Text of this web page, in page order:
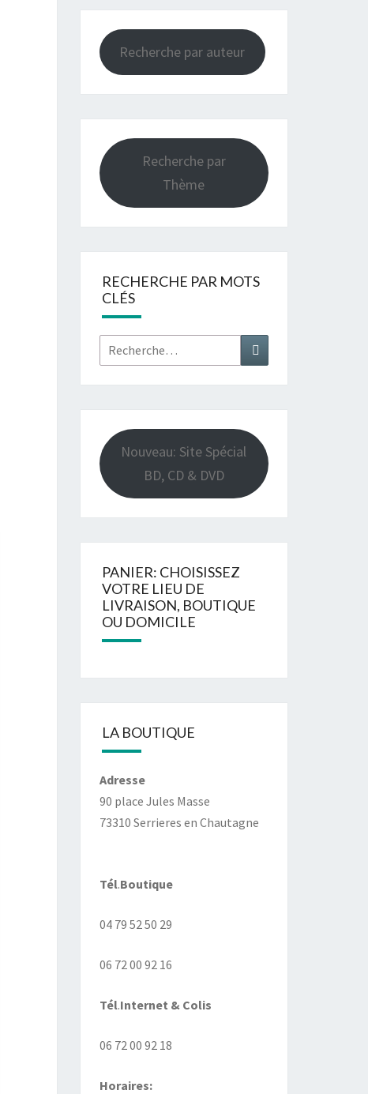
Recherche par auteur
Recherche par
Thème
RECHERCHE PAR MOTS
CLÉS
Rechercher : Recherche
Nouveau: Site Spécial
BD, CD & DVD
PANIER: CHOISISSEZ
VOTRE LIEU DE
LIVRAISON, BOUTIQUE
OU DOMICILE
LA BOUTIQUE
Adresse
90 place Jules Masse
73310 Serrieres en Chautagne
Tél.Boutique
04 79 52 50 29
06 72 00 92 16
Tél.Internet & Colis
06 72 00 92 18
Horaires: